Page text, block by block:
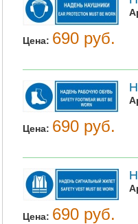
Цена: 690 руб.
Цена: 690 руб.
Цена: 690 руб.